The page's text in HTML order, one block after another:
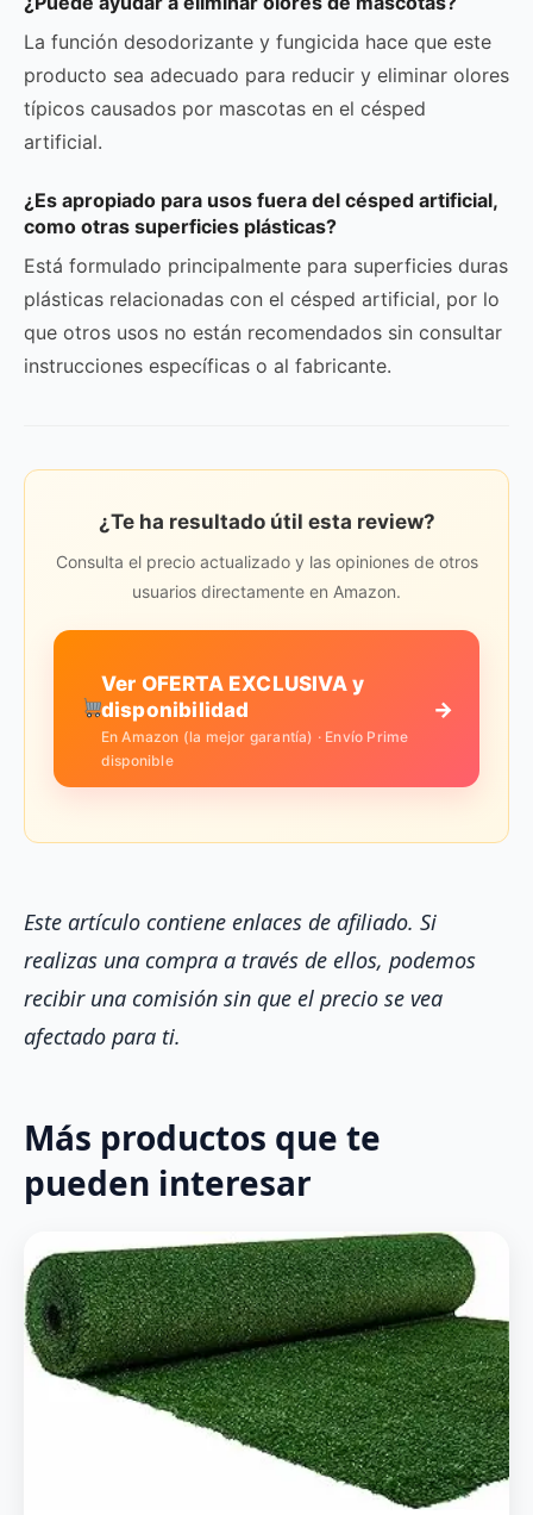
La función desodorizante y fungicida hace que este
producto sea adecuado para reducir y eliminar olores
típicos causados por mascotas en el césped
artificial.
¿Es apropiado para usos fuera del césped artificial,
como otras superficies plásticas?
Está formulado principalmente para superficies duras
plásticas relacionadas con el césped artificial, por lo
que otros usos no están recomendados sin consultar
instrucciones específicas o al fabricante.
¿Te ha resultado útil esta review?
Consulta el precio actualizado y las opiniones de otros
usuarios directamente en Amazon.
Ver OFERTA EXCLUSIVA y
disponibilidad
En Amazon (la mejor garantía) · Envío Prime
disponible
→
Este artículo contiene enlaces de afiliado. Si
realizas una compra a través de ellos, podemos
recibir una comisión sin que el precio se vea
afectado para ti.
Más productos que te
pueden interesar